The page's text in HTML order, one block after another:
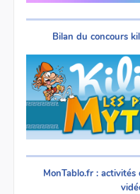
Bilan du concours
MonTablo.fr :